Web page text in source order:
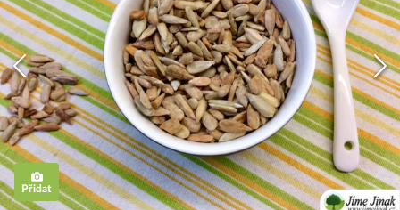
Přidat